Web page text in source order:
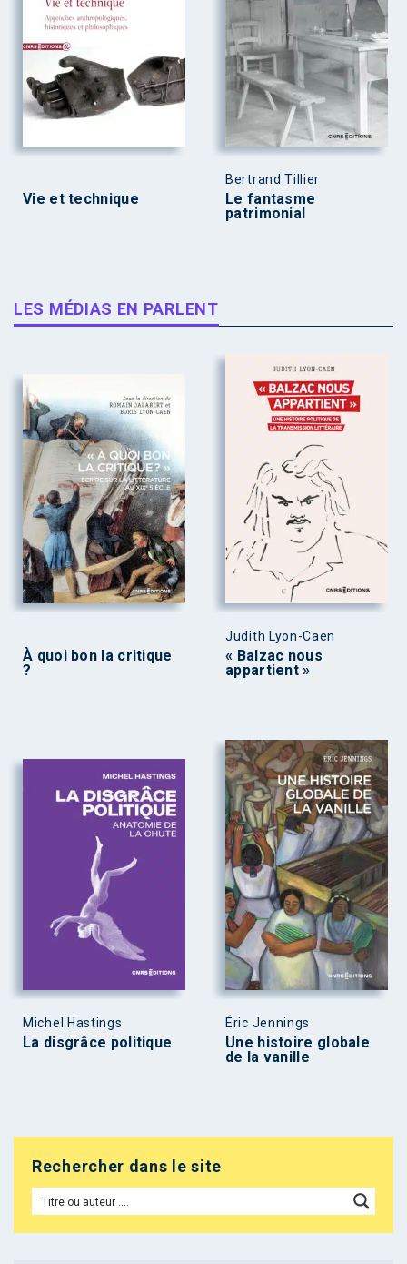
Vie et technique
Bertrand Tillier
Le fantasme
patrimonial
LES MÉDIAS EN PARLENT
À quoi bon la critique
?
Judith Lyon-Caen
« Balzac nous
appartient »
Michel Hastings
La disgrâce politique
Éric Jennings
Une histoire globale
de la vanille
Rechercher dans le site